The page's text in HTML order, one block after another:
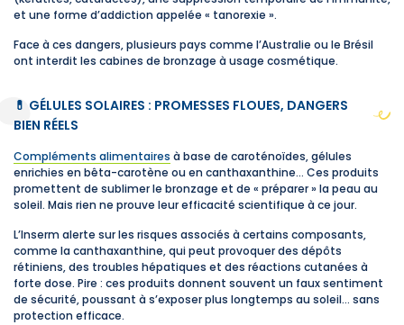
et une forme d’addiction appelée « tanorexie ».
Face à ces dangers, plusieurs pays comme l’Australie ou le Brésil
ont interdit les cabines de bronzage à usage cosmétique.
💊 GÉLULES SOLAIRES : PROMESSES FLOUES, DANGERS
BIEN RÉELS
Compléments alimentaires à base de caroténoïdes, gélules
enrichies en bêta-carotène ou en canthaxanthine… Ces produits
promettent de sublimer le bronzage et de « préparer » la peau au
soleil. Mais rien ne prouve leur efficacité scientifique à ce jour.
L’Inserm alerte sur les risques associés à certains composants,
comme la canthaxanthine, qui peut provoquer des dépôts
rétiniens, des troubles hépatiques et des réactions cutanées à
forte dose. Pire : ces produits donnent souvent un faux sentiment
de sécurité, poussant à s’exposer plus longtemps au soleil… sans
protection efficace.